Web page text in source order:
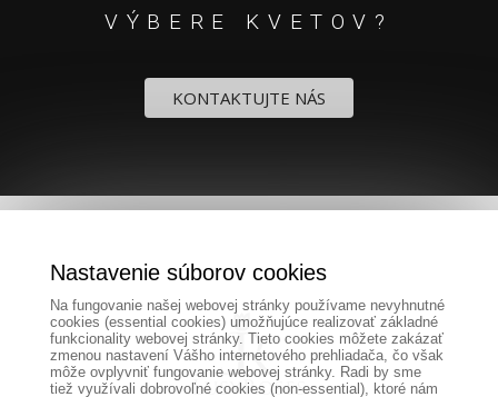
VÝBERE KVETOV?
KONTAKTUJTE NÁS
Nastavenie súborov cookies
Na fungovanie našej webovej stránky používame nevyhnutné
cookies (essential cookies) umožňujúce realizovať základné
funkcionality webovej stránky. Tieto cookies môžete zakázať
zmenou nastavení Vášho internetového prehliadača, čo však
môže ovplyvniť fungovanie webovej stránky. Radi by sme
tiež využívali dobrovoľné cookies (non-essential), ktoré nám